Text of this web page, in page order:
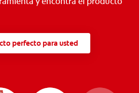
perfecto para usted